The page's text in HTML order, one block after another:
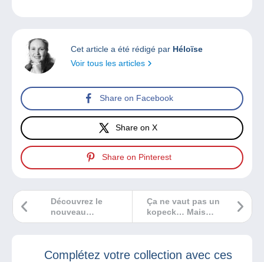
Cet article a été rédigé par Héloïse
Voir tous les articles
Share on Facebook
Share on X
Share on Pinterest
Ça ne vaut pas un
kopeck… Mais
que vaut un
Découvrez le
nouveau
Delcampe
Complétez votre collection avec ces